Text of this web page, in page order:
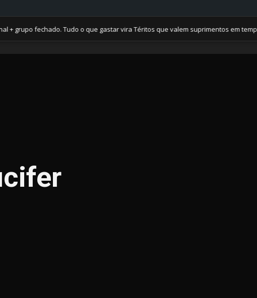
fechado. Tudo o que gastar vira Téritos que valem suprimentos em